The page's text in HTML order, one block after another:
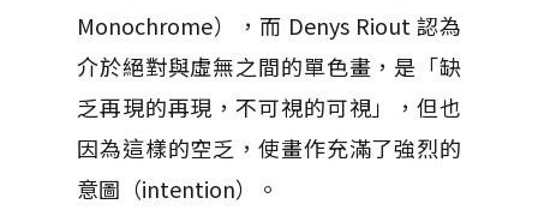
Monochrome），而 Denys Riout 認為
介於絕對與虛無之間的單色畫，是「缺
乏再現的再現，不可視的可視」，但也
因為這樣的空乏，使畫作充滿了強烈的
意圖（intention）。